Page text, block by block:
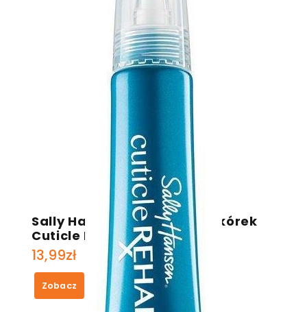
Sally Hansen Odżywka do skórek
Cuticle Rehab
13,99zł
Zobacz